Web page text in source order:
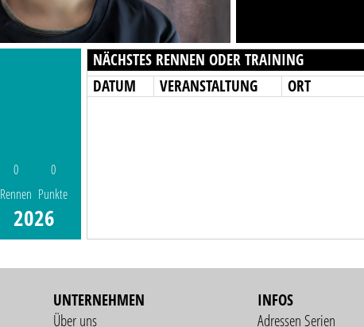
0
Rennen
0
Punkte
2026
NÄCHSTES RENNEN ODER TRAINING
DATUM
VERANSTALTUNG ORT
UNTERNEHMEN
Über uns
INFOS
Adressen Serien